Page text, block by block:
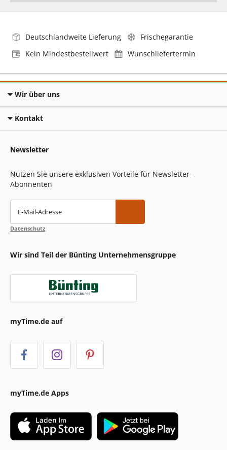
Deutschlandweite Lieferung
Frischegarantie
Kein Mindestbestellwert
Wunschliefertermin
Wir über uns
Kontakt
Newsletter
Nutzen Sie unsere exklusiven Vorteile für Newsletter-
Abonnenten
E-Mail-Adresse
Datenschutz
Wir sind Teil der Bünting Unternehmensgruppe
myTime.de auf
myTime.de Apps